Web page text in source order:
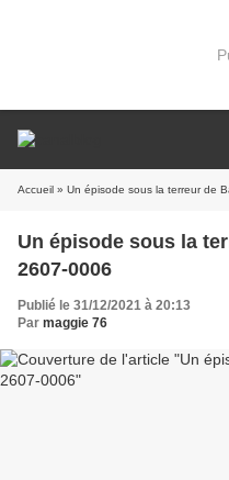
Accueil » Un épisode sous la terreur de
Un épisode sous la
2607-0006
Publié le 31/12/2021 à 20:13
Par maggie 76